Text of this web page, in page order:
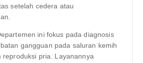
setelah cedera atau
ini fokus pada diagnosis
gangguan pada saluran kemih
reproduksi pria. Layanannya